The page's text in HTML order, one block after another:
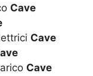
Cave
Cave
Cave